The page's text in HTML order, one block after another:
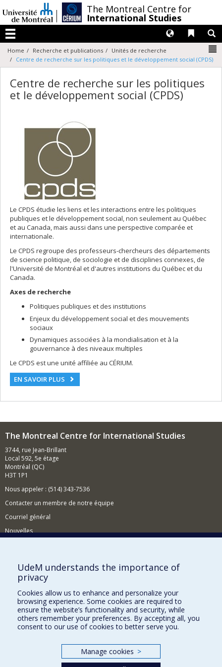
au
contenu
The Montreal Centre for
International Studies
Menu
Liens
Langues
Home Recherche et publications
Unités de recherche
Centre de recherche sur les politiques et le développement social (CPDS)
Centre de recherche sur les politiques
et le développement social (CPDS)
Le CPDS étudie les liens et les interactions entre les politiques
publiques et le développement social, non seulement au Québec
et au Canada, mais aussi dans une perspective comparée et
internationale.
Le CPDS regroupe des professeurs-chercheurs des départements
de science politique, de sociologie et de disciplines connexes, de
l'Université de Montréal et d'autres institutions du Québec et du
Canada.
Axes de recherche
Politiques publiques et des institutions
Enjeux du développement social et des mouvements
sociaux
Dynamiques associées à la mondialisation et à la
gouvernance à des niveaux multiples
Le CPDS est une unité affiliée au CÉRIUM.
EN SAVOIR PLUS
The Montreal Centre for International Studies
3744, rue Jean-Brillant
Local 592, 5e étage
Montréal (QC)
H3T 1P1
Nous appeler : (514) 343-7536
Contacter un membre de notre équipe
Courriel général
Nouvelles
Comment soutenir le CÉRIUM?
BESOIN D'AIDE?
Plan du site
Signaler une erreur
Accessibilité
Nos départements et écoles
UdeM understands the importance of
privacy
Cookies allow us to enhance and personalize your
browsing experience. Some cookies are required to
ensure the website’s functionality and security, while
others remember your preferences. By accepting all, you
consent to our use of cookies to better serve you.
Manage cookies >